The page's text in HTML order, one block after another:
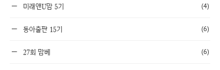
미래앤U맘 5기 (4)
동아출판 15기 (6)
27회 맘베 (6)